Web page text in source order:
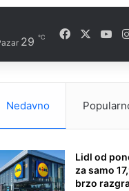
29 ℃ Facebook
Nedavno
Lidl od
za samo
brzo